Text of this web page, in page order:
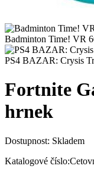
Badminton Time! VR
PS4 BAZAR: Crysis
Fortnite
hrnek
Dostupnost: Skladem
Katalogové číslo: